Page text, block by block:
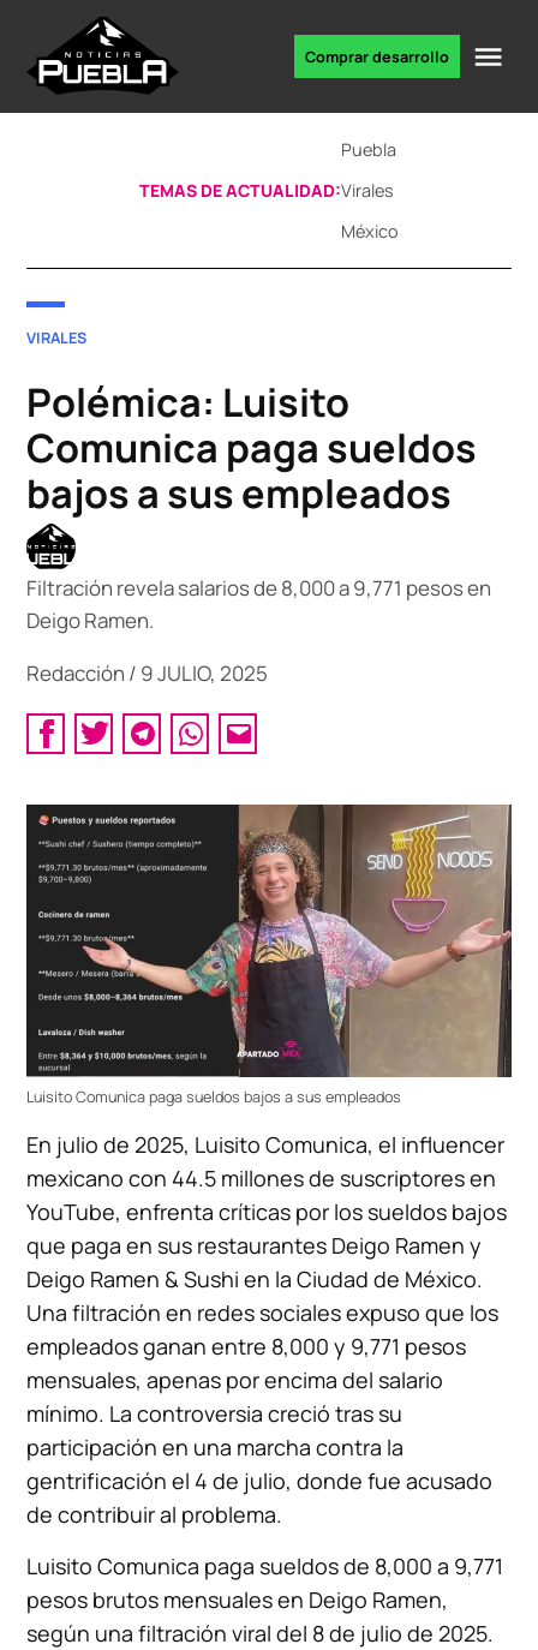
content
Comprar desarrollo
TEMAS DE ACTUALIDAD:
Puebla
Virales
México
POSTED
VIRALES
Polémica: Luisito
Comunica paga sueldos
bajos a sus empleados
Filtración revela salarios de 8,000 a 9,771 pesos en
Deigo Ramen.
Redacción / 9 JULIO, 2025
Luisito Comunica paga sueldos bajos a sus empleados
En julio de 2025, Luisito Comunica, el influencer
mexicano con 44.5 millones de suscriptores en
YouTube, enfrenta críticas por los sueldos bajos
que paga en sus restaurantes Deigo Ramen y
Deigo Ramen & Sushi en la Ciudad de México.
Una filtración en redes sociales expuso que los
empleados ganan entre 8,000 y 9,771 pesos
mensuales, apenas por encima del salario
mínimo. La controversia creció tras su
participación en una marcha contra la
gentrificación el 4 de julio, donde fue acusado
de contribuir al problema.
Luisito Comunica paga sueldos de 8,000 a 9,771
pesos brutos mensuales en Deigo Ramen,
según una filtración viral del 8 de julio de 2025.